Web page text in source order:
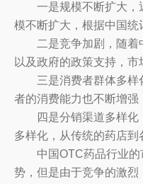
C药
一是规模不断扩大，
模不断扩大，根据中国
总销售额已达到3.5万亿
长14.8%。
二是竞争加剧，随着
以及政府的政策支持，
业纷纷投入大量的资源
品，以抢占市场份额。
三是消费者群体多样
者的消费能力也不断增强
各类OTC药品也受到了
越多样化，消费偏好也越
四是分销渠道多样化
多样化，从传统的药店
便利店等，都成为OTC
供更多的选择。
中国OTC药品行业的
势，但是由于竞争的激烈